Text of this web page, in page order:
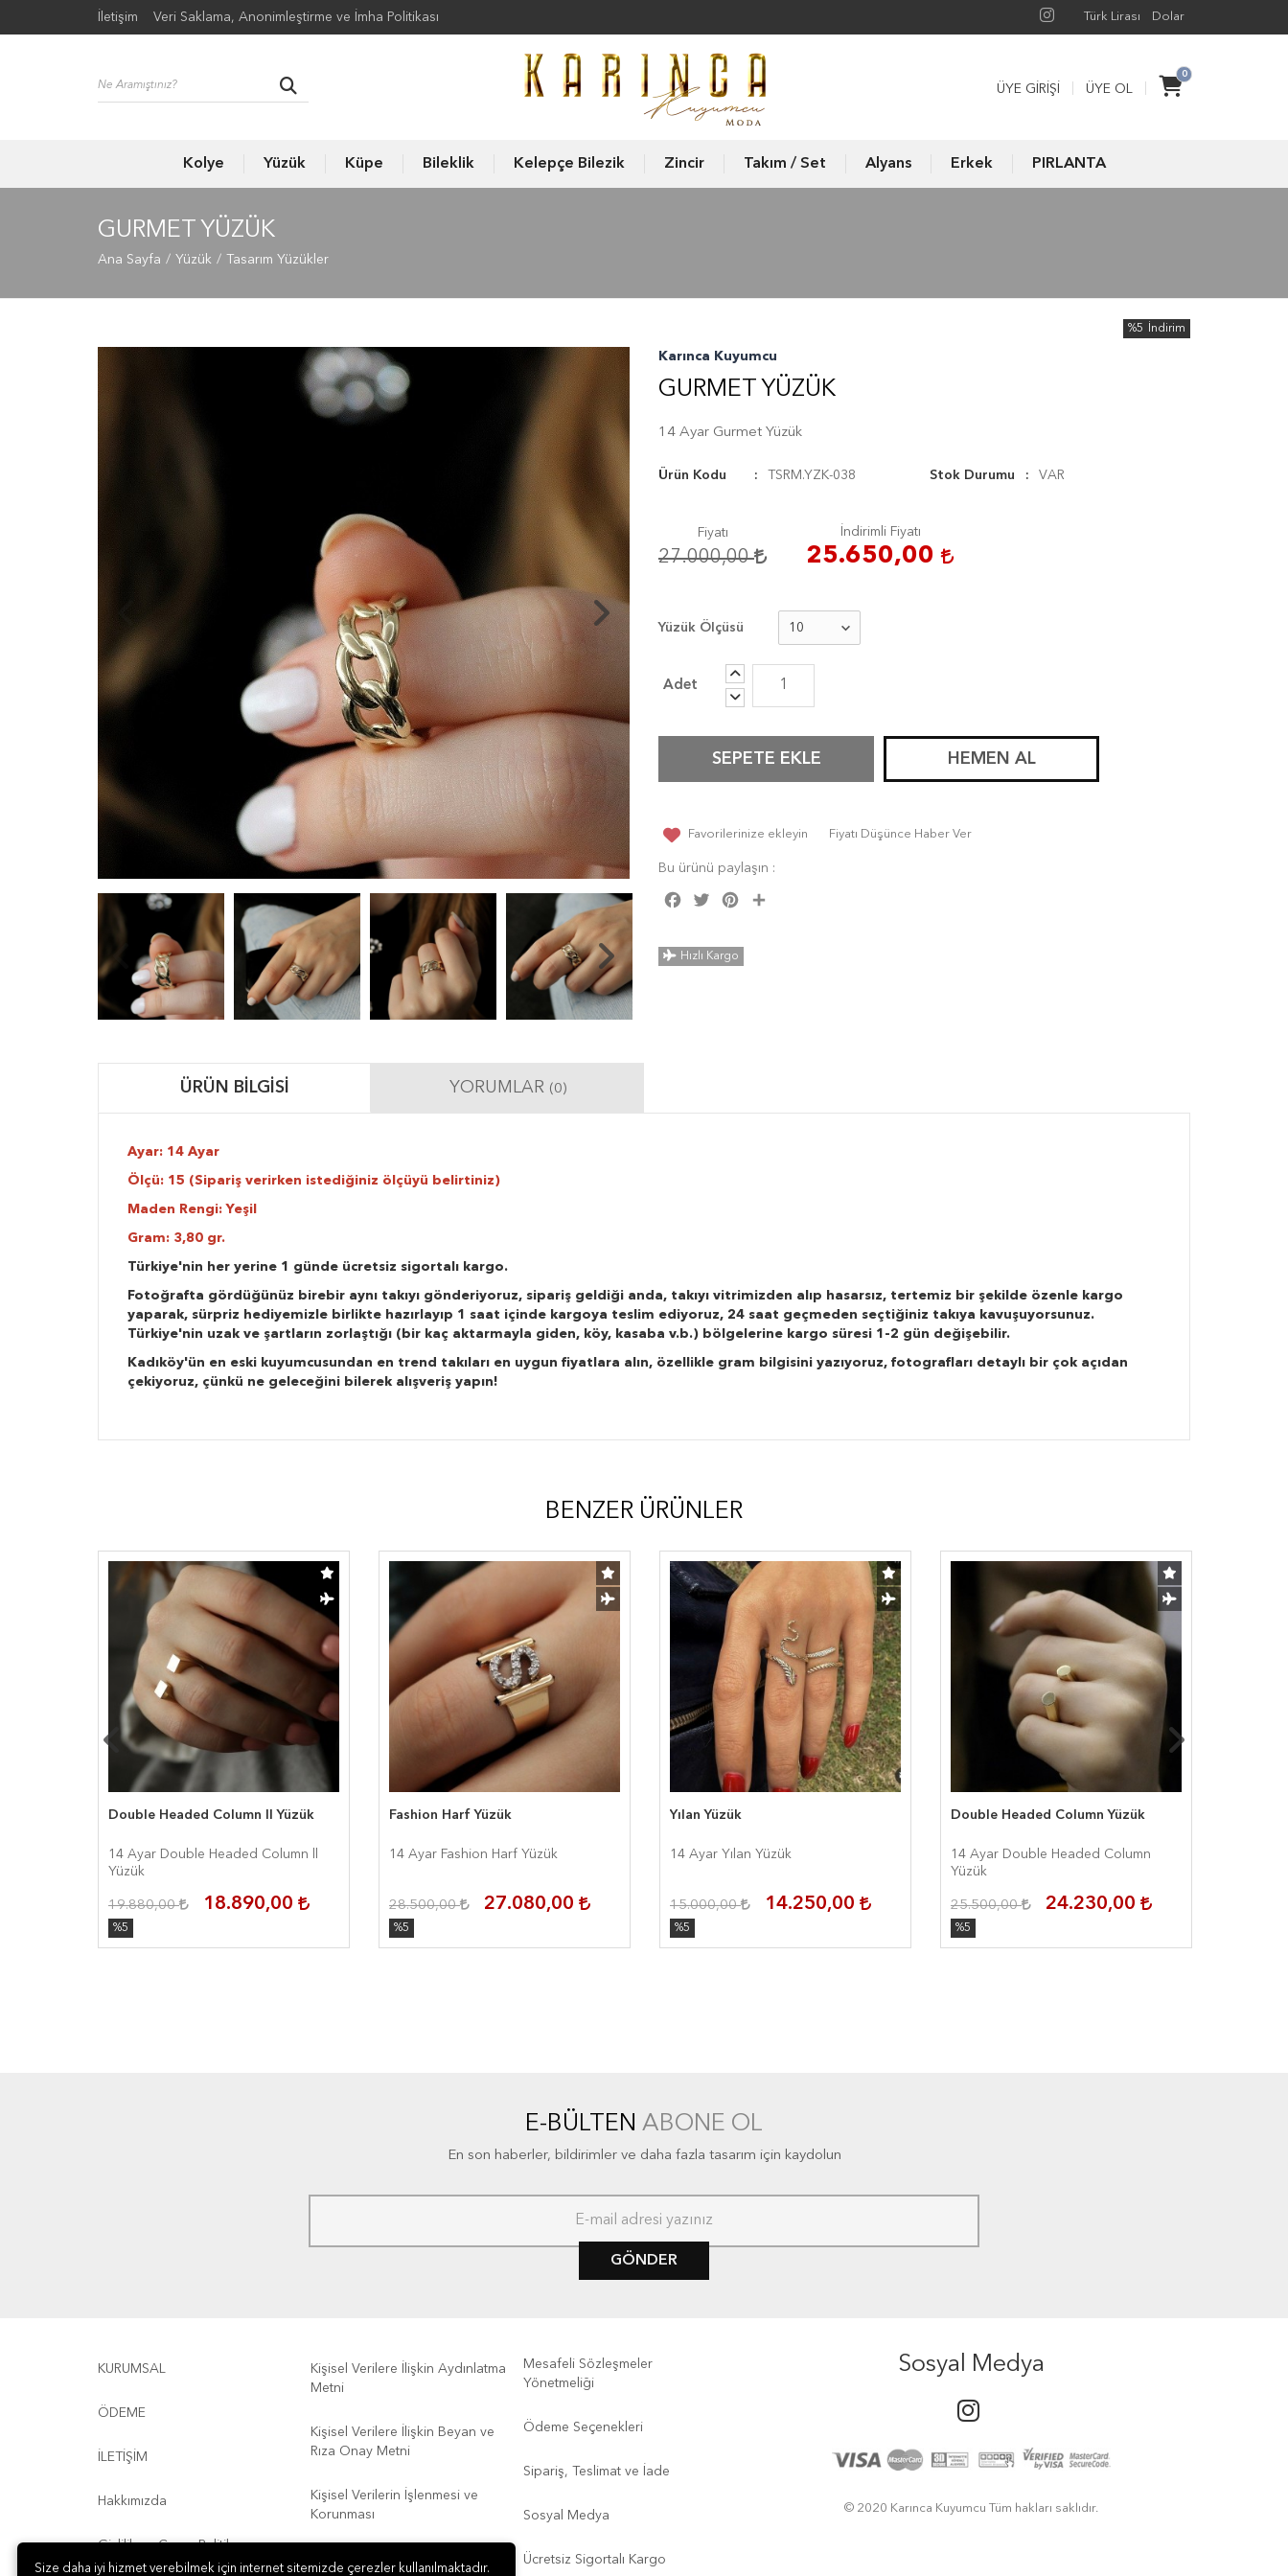
İletişim Veri Saklama, Anonimleştirme ve İmha Politikası Türk Lirası Dolar
0
ÜYE GIRIŞI ÜYE OL
Kolye Yüzük Küpe Bileklik Kelepçe Bilezik Zincir Takım / Set Alyans Erkek PIRLANTA
GURMET YÜZÜK
Ana Sayfa Yüzük Tasarım Yüzükler
Karınca Kuyumcu
GURMET YÜZÜK
14 Ayar Gurmet Yüzük
Ürün Kodu TSRM.YZK-038 Stok Durumu VAR
Fiyatı
27.000,00
İndirimli Fiyatı
25.650,00
%5 İndirim
Yüzük Ölçüsü
SEPETE EKLE HEMEN AL
Favorilerinize ekleyin Fiyatı Düşünce Haber Ver
Bu ürünü paylaşın :
Facebook
Twitter Pinterest
Hızlı Kargo
ÜRÜN BILGISI YORUMLAR (0)
Ayar: 14 Ayar
Ölçü: 15 (Sipariş verirken istediğiniz ölçüyü belirtiniz)
Maden Rengi: Yeşil
Gram: 3,80 gr.
Türkiye'nin her yerine 1 günde ücretsiz sigortalı kargo.
Fotoğrafta gördüğünüz birebir aynı takıyı gönderiyoruz, sipariş geldiği anda, takıyı vitrimizden alıp hasarsız, tertemiz bir şekilde özenle kargo
yaparak, sürpriz hediyemizle birlikte hazırlayıp 1 saat içinde kargoya teslim ediyoruz, 24 saat geçmeden seçtiğiniz takıya kavuşuyorsunuz.
Türkiye'nin uzak ve şartların zorlaştığı (bir kaç aktarmayla giden, köy, kasaba v.b.) bölgelerine kargo süresi 1-2 gün değişebilir.
Kadıköy'ün en eski kuyumcusundan en trend takıları en uygun fiyatlara alın, özellikle gram bilgisini yazıyoruz, fotografları detaylı bir çok açıdan
çekiyoruz, çünkü ne geleceğini bilerek alışveriş yapın!
BENZER ÜRÜNLER
Double Headed Column ll Yüzük
14 Ayar Double Headed Column ll
Yüzük
19.880,00 18.890,00
%5
Fashion Harf Yüzük
14 Ayar Fashion Harf Yüzük
28.500,00 27.080,00
%5
Yılan Yüzük
14 Ayar Yılan Yüzük
15.000,00 14.250,00
%5
Double Headed Column Yüzük
14 Ayar Double Headed Column
Yüzük
25.500,00 24.230,00
%5
E-BÜLTEN ABONE OL
En son haberler, bildirimler ve daha fazla tasarım için kaydolun
GÖNDER
KURUMSAL
ÖDEME
İLETİŞİM
Hakkımızda
Gizlilik ve Çerez Politikası
Kişisel Verilere İlişkin Aydınlatma
Metni
Kişisel Verilere İlişkin Beyan ve
Rıza Onay Metni
Kişisel Verilerin İşlenmesi ve
Korunması
Kullanım Koşulları
Mesafeli Sözleşmeler
Yönetmeliği
Ödeme Seçenekleri
Sipariş, Teslimat ve İade
Sosyal Medya
Ücretsiz Sigortalı Kargo
Sosyal Medya
© 2020 Karınca Kuyumcu Tüm hakları saklıdır.
Size daha iyi hizmet verebilmek için internet sitemizde çerezler kullanılmaktadır.